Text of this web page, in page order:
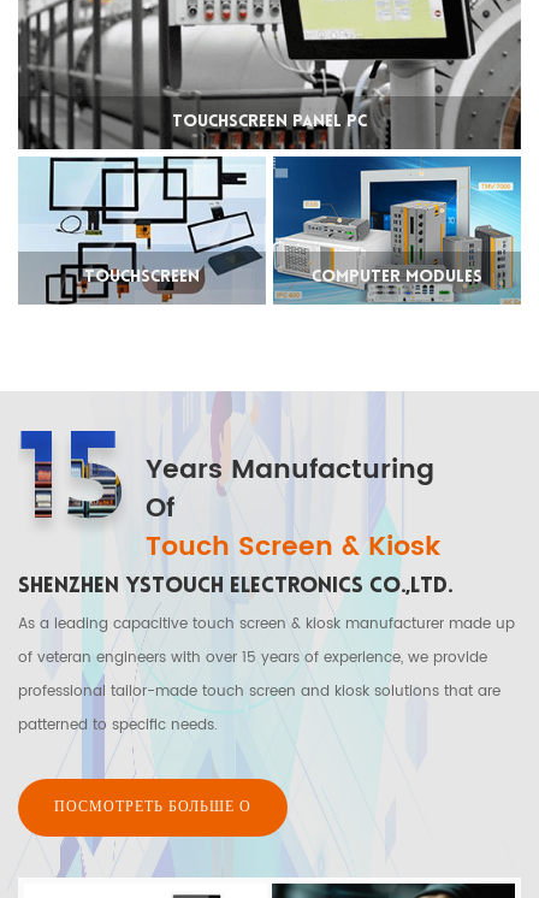
Touchscreen Panel PC
Touchscreen Computer Modules
15 Years Manufacturing
Of
Touch Screen & Kiosk
SHENZHEN YSTOUCH ELECTRONICS CO.,LTD.
As a leading capacitive touch screen & kiosk manufacturer made up
of veteran engineers with over 15 years of experience, we provide
professional tailor-made touch screen and kiosk solutions that are
patterned to specific needs.
ПОСМОТРЕТЬ БОЛЬШЕ О